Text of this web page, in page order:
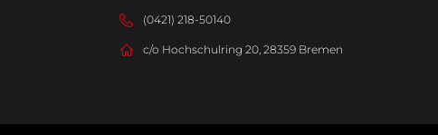
(0421) 218-50140
c/o Hochschulring 20, 28359 Bremen